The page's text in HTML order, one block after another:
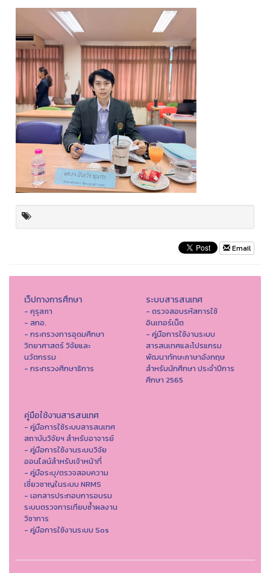
Email
เว็ปทางการศึกษา
- คุรุสภา
- สกอ.
- กระทรวงการอุดมศึกษา
วิทยาศาสตร์ วิจัยและ
นวัตกรรม
- กระทรวงศึกษาธิการ
ระบบสารสนเทศ
- ตรวจสอบรหัสการใช้
อินเทอร์เน็ต
- คู่มือการใช้งานระบบ
สารสนเทศและโปรแกรม
พัฒนาทักษะภาษาอังกฤษ
สำหรับนักศึกษา ประจำปีการ
ศึกษา 2565
คู่มือใช้งานสารสนเทศ
- คู่มือการใช้ระบบสารสนเทศ
สถาบันวิจัยฯ สำหรับอาจารย์
- คู่มือการใช้งานระบบวิจัย
ออนไลน์สำหรับเจ้าหน้าที่
- คู่มือระบุ/ตรวจสอบความ
เชี่ยวชาญในระบบ NRMS
- เอกสารประกอบการอบรม
ระบบตรวจการเทียบซ้ำผลงาน
วิชาการ
- คู่มือการใช้งานระบบ Sos